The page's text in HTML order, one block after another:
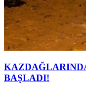
BAŞLADI!